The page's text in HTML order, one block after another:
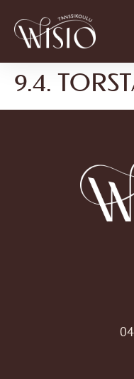
9.4.